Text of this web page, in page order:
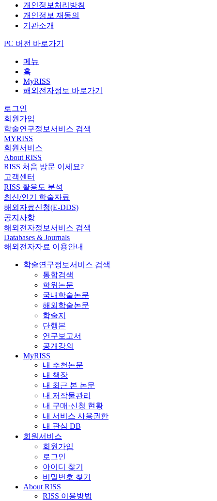
개인정보처리방침
개인정보 재동의
기관소개
PC 버전 바로가기
메뉴
홈
MyRISS
해외전자정보 바로가기
로그인
회원가입
학술연구정보서비스 검색
MYRISS
회원서비스
About RISS
RISS 처음 방문 이세요?
고객센터
RISS 활용도 분석
최신/인기 학술자료
해외자료신청(E-DDS)
공지사항
해외전자정보서비스 검색
Databases & Journals
해외전자자료 이용안내
학술연구정보서비스 검색
통합검색
학위논문
국내학술논문
해외학술논문
학술지
단행본
연구보고서
공개강의
MyRISS
내 추천논문
내 책장
내 최근 본 논문
내 저작물관리
내 구매·신청 현황
내 서비스 사용권한
내 관심 DB
회원서비스
회원가입
로그인
아이디 찾기
비밀번호 찾기
About RISS
RISS 이용방법